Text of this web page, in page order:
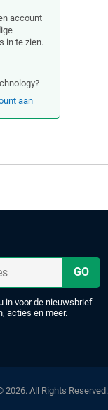
account
in te zien.
aan
in voor de nieuwsbrief
acties en meer.
2026. All Rights Reserved.